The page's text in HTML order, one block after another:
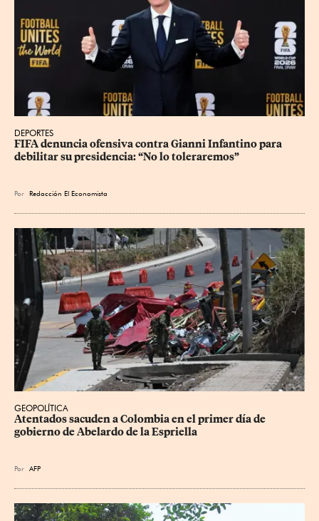
DEPORTES
FIFA denuncia ofensiva contra Gianni Infantino para
debilitar su presidencia: “No lo toleraremos”
Por Redacción El Economista
GEOPOLÍTICA
Atentados sacuden a Colombia en el primer día de
gobierno de Abelardo de la Espriella
Por AFP